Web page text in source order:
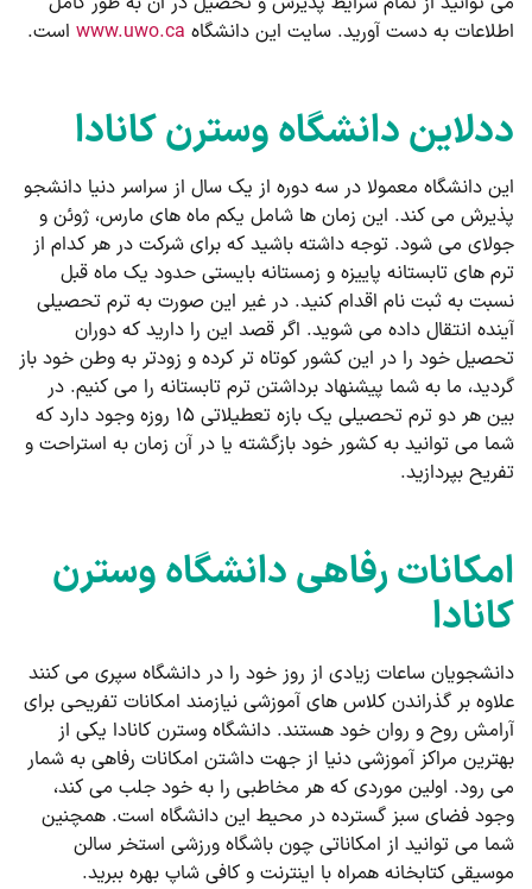
اطلاعات به دست آورید. سایت این دانشگاه www.uwo.ca است.
ددلاین دانشگاه وسترن کانادا
این دانشگاه معمولا در سه دوره از یک سال از سراسر دنیا دانشجو
پذیرش می کند. این زمان ها شامل یکم ماه های مارس، ژوئن و
جولای می شود. توجه داشته باشید که برای شرکت در هر کدام از
ترم های تابستانه پاییزه و زمستانه بایستی حدود یک ماه قبل
نسبت به ثبت نام اقدام کنید. در غیر این صورت به ترم تحصیلی
آینده انتقال داده می شوید. اگر قصد این را دارید که دوران
تحصیل خود را در این کشور کوتاه تر کرده و زودتر به وطن خود باز
گردید، ما به شما پیشنهاد برداشتن ترم تابستانه را می کنیم. در
بین هر دو ترم تحصیلی یک بازه تعطیلاتی ۱۵ روزه وجود دارد که
شما می توانید به کشور خود بازگشته یا در آن زمان به استراحت و
تفریح بپردازید.
امکانات رفاهی دانشگاه وسترن
کانادا
دانشجویان ساعات زیادی از روز خود را در دانشگاه سپری می ‌کنند
علاوه بر گذراندن کلاس های آموزشی نیازمند امکانات تفریحی برای
آرامش روح و روان خود هستند. دانشگاه وسترن کانادا یکی از
بهترین مراکز آموزشی دنیا از جهت داشتن امکانات رفاهی به شمار
می رود. اولین موردی که هر مخاطبی را به خود جلب می کند،
وجود فضای سبز گسترده در محیط این دانشگاه است. همچنین
شما می‌ توانید از امکاناتی چون باشگاه ورزشی استخر سالن
موسیقی کتابخانه همراه با اینترنت و کافی شاپ بهره ببرید.